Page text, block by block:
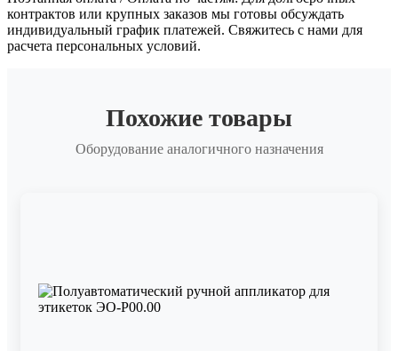
контрактов или крупных заказов мы готовы обсуждать
индивидуальный график платежей. Свяжитесь с нами для
расчета персональных условий.
Похожие товары
Оборудование аналогичного назначения